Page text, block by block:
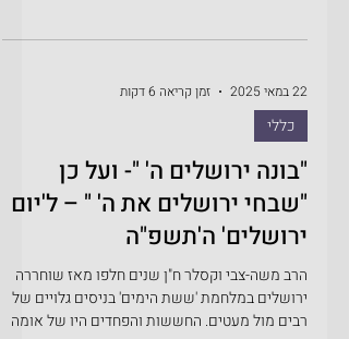
מבצע 'שאגת הארי' ממשיך כחלק ממלחמת
ובתעצומות. ואנחנו, בעורף, ממשיכים בשגרת
החירום, רצים למרחבים המוגנים בכל יום ועל אף
שמציאות זו מטרידה ומקשה, רוב-רובם של
האזרחים היהודיים במדינת ישראל מבינים את
החשיבות של תקופה זו, מגלים אורך-רוח ועוצמות,
ויודעים שככל שהאויבים שסביבנו יחטפו מכות
חזקות, כך היכולת שלהם לפגוע בנו בהמשך תקטן
משמעותית, שאלמלא כן הגרעין האיראני והטילים
המאיימים על מדינת ישראל היו ח"ו פ
22 במאי 2025 זמן קריאה 6 דקות
כללי
"בונה ירושלים ה' "- ועל כן
"שבחי ירושלים את ה' " – ל'יום
ירושלים' ה'תשפ"ה